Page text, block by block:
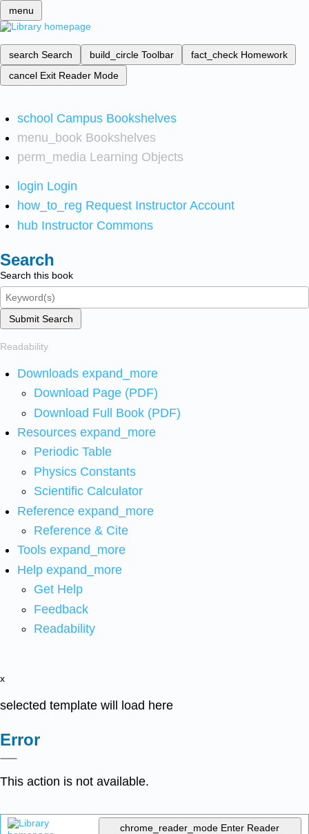
menu
search Search build_circle Toolbar fact_check Homework
cancel Exit Reader Mode
school Campus Bookshelves
menu_book Bookshelves
perm_media Learning Objects
login Login
how_to_reg Request Instructor Account
hub Instructor Commons
Search
Search this book
Submit Search
Readability
Downloads expand_more
Download Page (PDF)
Download Full Book (PDF)
Resources expand_more
Periodic Table
Physics Constants
Scientific Calculator
Reference expand_more
Reference & Cite
Tools expand_more
Help expand_more
Get Help
Feedback
Readability
x
selected template will load here
Error
This action is not available.
chrome_reader_mode Enter Reader